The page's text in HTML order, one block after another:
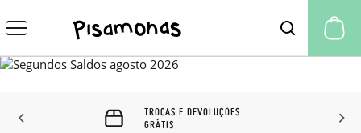
60 DIAS PARA TROCAS E
DEVOLUÇÕES